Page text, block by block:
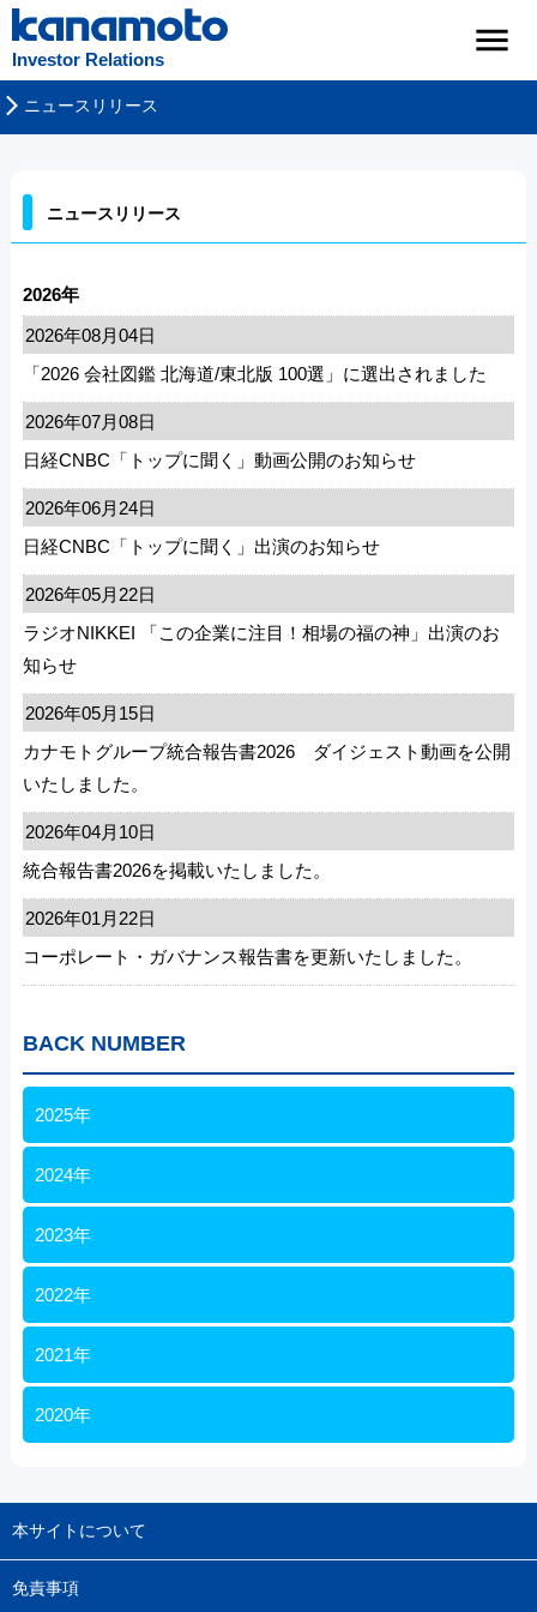
Investor Relations
ニュースリリース
ニュースリリース
2026年
2026年08月04日
「2026 会社図鑑 北海道/東北版 100選」に選出されました
2026年07月08日
日経CNBC「トップに聞く」動画公開のお知らせ
2026年06月24日
日経CNBC「トップに聞く」出演のお知らせ
2026年05月22日
ラジオNIKKEI 「この企業に注目！相場の福の神」出演のお
知らせ
2026年05月15日
カナモトグループ統合報告書2026 ダイジェスト動画を公開
いたしました。
2026年04月10日
統合報告書2026を掲載いたしました。
2026年01月22日
コーポレート・ガバナンス報告書を更新いたしました。
BACK NUMBER
2025年
2024年
2023年
2022年
2021年
2020年
本サイトについて
免責事項